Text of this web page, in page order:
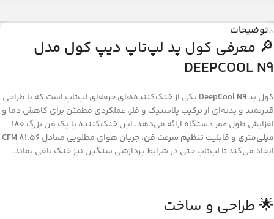
توضیحات
🔎 معرفی کول پد لپ‌تاپ دیپ کول مدل
DEEPCOOL N9
کول پدDeepCool N9 یکی از خنک‌کننده‌های حرفه‌ای لپ‌تاپ است که با طراحی
قدرتمند و بدنه‌ای از ترکیب پلاستیک و فلز، عملکردی مطمئن برای کاهش دما و
افزایش طول عمر دستگاه ارائه می‌دهد. این خنک‌کننده با یک فن بزرگ 180
میلی‌متری و قابلیتتنظیم سرعت فن، جریان هوای مطلوبی معادل81.56 CFM
ایجاد می‌کند تا لپ‌تاپ حتی در شرایط پردازشی سنگین نیز خنک باقی بماند.
🌟 طراحی و ساخت